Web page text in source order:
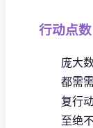
行动点数
庞大
都需
复行
至绝